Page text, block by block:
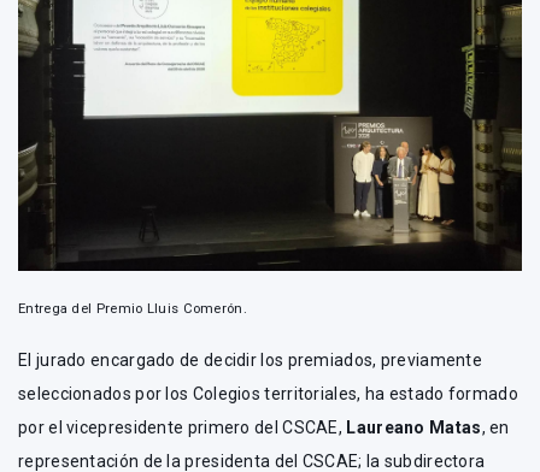
Entrega del Premio Lluis Comerón.
El jurado encargado de decidir los premiados, previamente
seleccionados por los Colegios territoriales, ha estado formado
por el vicepresidente primero del CSCAE, Laureano Matas, en
representación de la presidenta del CSCAE; la subdirectora